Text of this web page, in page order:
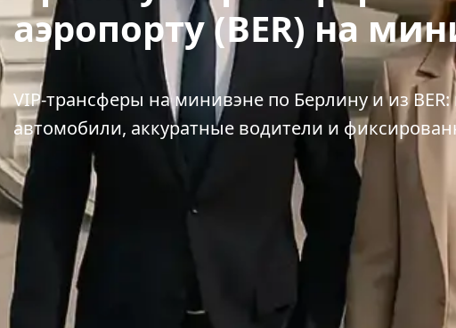
аэропорту (BER) на
VIP-трансферы на минивэне по Берлину и из
автомобили, аккуратные водители и